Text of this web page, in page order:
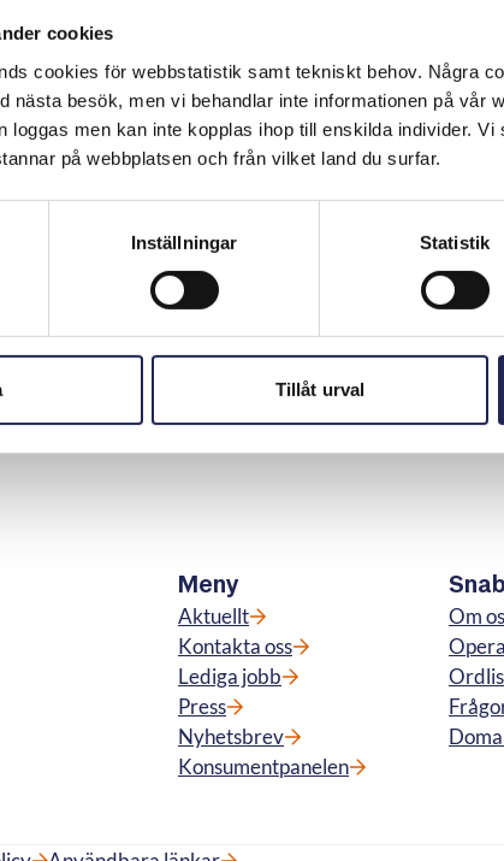
cookies
cookies för webbstatistik samt tekniskt behov. Några
nästa besök, men vi behandlar inte informationen på vår
loggas men kan inte kopplas ihop till enskilda individer.
på webbplatsen och från vilket land du surfar.
Inställningar Statistik
Tillåt urval
IP-telefoni. Konsumenten anförde att han normalt sett
den fasta telefonen och på grund av felet missat en
hemsida med uthyrning av stugor och information om
Ersättning för utebliven vinst, nedlagd tid eller
för att han drabbats av någon ersättningsgill
att komma i kontakt med vänner eller
därför att konsumenten inte har bevisat att han
och hans begäran om ersättning avslogs.
Meny
Aktuellt
Kontakta oss
Lediga jobb
Press
Nyhetsbrev
Konsumentpanelen
Om